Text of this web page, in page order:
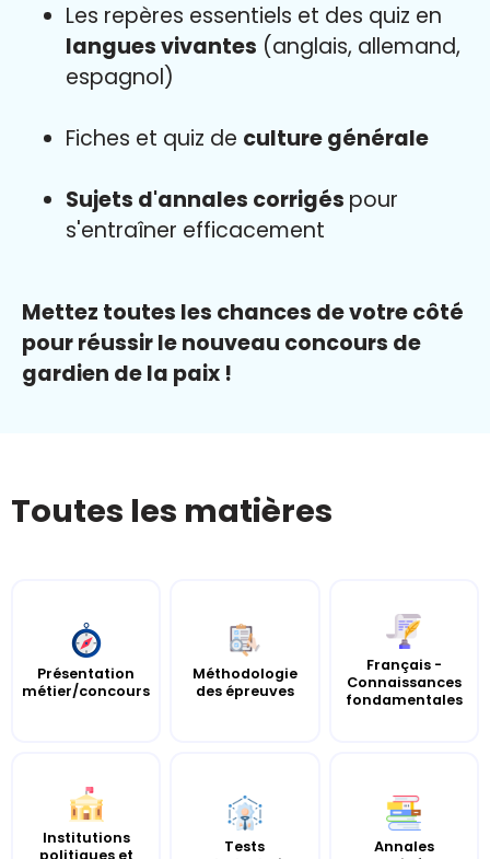
Les repères essentiels et des quiz en
langues vivantes (anglais, allemand,
espagnol)
Fiches et quiz de culture générale
Sujets d'annales corrigés pour
s'entraîner efficacement
Mettez toutes les chances de votre côté
pour réussir le nouveau concours de
gardien de la paix !
Toutes les matières
Présentation
métier/concours
Méthodologie
des épreuves
Français -
Connaissances
fondamentales
Institutions
politiques et
Tests
Annales